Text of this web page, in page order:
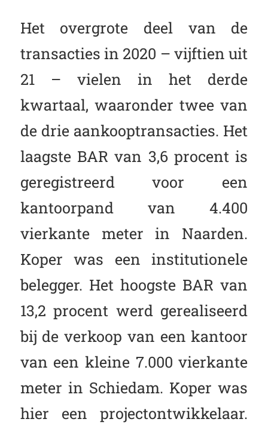
Het overgrote deel van de
transacties in 2020 – vijftien uit
21 – vielen in het derde
kwartaal, waaronder twee van
de drie aankooptransacties. Het
laagste BAR van 3,6 procent is
geregistreerd voor een
kantoorpand van 4.400
vierkante meter in Naarden.
Koper was een institutionele
belegger. Het hoogste BAR van
13,2 procent werd gerealiseerd
bij de verkoop van een kantoor
van een kleine 7.000 vierkante
meter in Schiedam. Koper was
hier een projectontwikkelaar.